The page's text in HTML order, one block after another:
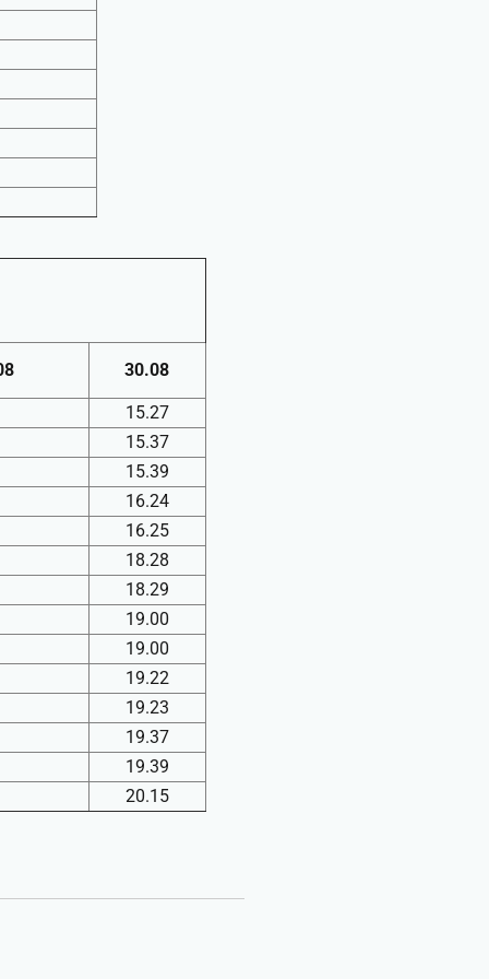
30.08
15.27
15.37
15.39
16.24
16.25
18.28
18.29
19.00
19.00
19.22
19.23
19.37
19.39
20.15